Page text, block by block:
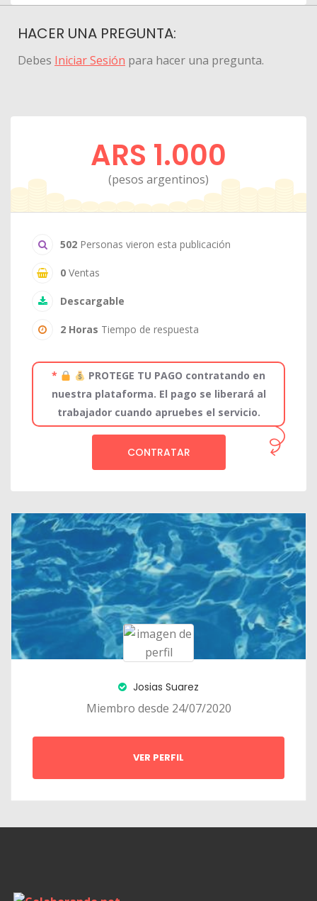
HACER UNA PREGUNTA:
Debes Iniciar Sesión para hacer una pregunta.
ARS 1.000
(pesos argentinos)
502 Personas vieron esta publicación
0 Ventas
Descargable
2 Horas Tiempo de respuesta
*
PROTEGE TU PAGO contratando en
nuestra plataforma. El pago se liberará al
trabajador cuando apruebes el servicio.
CONTRATAR
Josias Suarez
Miembro desde 24/07/2020
VER PERFIL